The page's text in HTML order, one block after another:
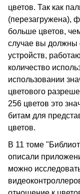
цветов. Так как
(перезагружена),
больше цветов,
случае вы должны
устройств,
количество
использовании
цветового
256 цветов это
битам для
цветов.
В 11 томе
описали
можно